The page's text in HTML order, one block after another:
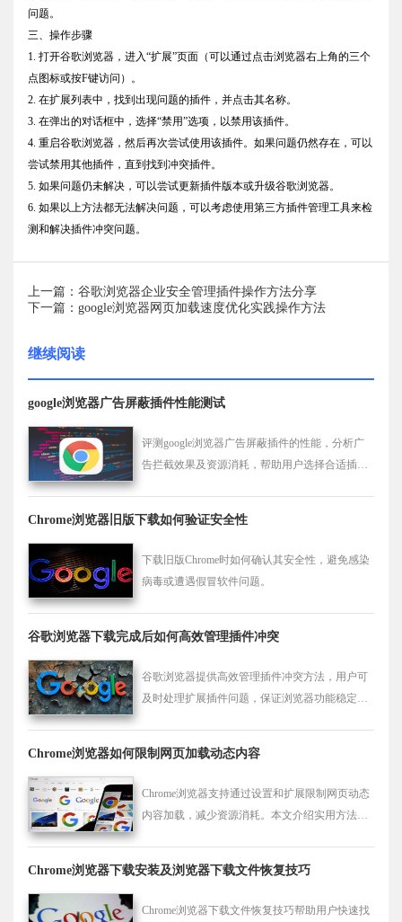
问题。
三、操作步骤
1. 打开谷歌浏览器，进入“扩展”页面（可以通过点击浏览器右上角的三个
点图标或按F键访问）。
2. 在扩展列表中，找到出现问题的插件，并点击其名称。
3. 在弹出的对话框中，选择“禁用”选项，以禁用该插件。
4. 重启谷歌浏览器，然后再次尝试使用该插件。如果问题仍然存在，可以
尝试禁用其他插件，直到找到冲突插件。
5. 如果问题仍未解决，可以尝试更新插件版本或升级谷歌浏览器。
6. 如果以上方法都无法解决问题，可以考虑使用第三方插件管理工具来检
测和解决插件冲突问题。
上一篇：谷歌浏览器企业安全管理插件操作方法分享
下一篇：google浏览器网页加载速度优化实践操作方法
继续阅读
google浏览器广告屏蔽插件性能测试
评测google浏览器广告屏蔽插件的性能，分析广
告拦截效果及资源消耗，帮助用户选择合适插
Chrome浏览器旧版下载如何验证安全性
下载旧版Chrome时如何确认其安全性，避免感染
病毒或遭遇假冒软件问题。
谷歌浏览器下载完成后如何高效管理插件冲突
谷歌浏览器提供高效管理插件冲突方法，用户可
及时处理扩展插件问题，保证浏览器功能稳定运
Chrome浏览器如何限制网页加载动态内容
Chrome浏览器支持通过设置和扩展限制网页动态
内容加载，减少资源消耗。本文介绍实用方法，
Chrome浏览器下载安装及浏览器下载文件恢复技巧
Chrome浏览器下载文件恢复技巧帮助用户快速找